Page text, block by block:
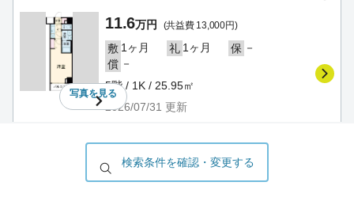
写真を見る
11.6万円 (共益費 13,000円)
敷 1ヶ月 礼 1ヶ月 保 －
償 －
5階 / 1K / 25.95㎡
2026/07/31 更新
検索条件を確認・変更する